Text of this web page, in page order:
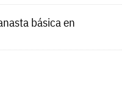
básica en